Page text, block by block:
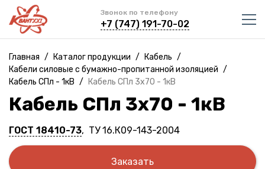
Звонок по телефону
+7 (747) 191-70-02
Главная / Каталог продукции / Кабель /
Кабели силовые с бумажно-пропитанной изоляцией /
Кабель СПл - 1кВ / Кабель СПл 3х70 - 1кВ
Кабель СПл 3х70 - 1кВ
ГОСТ 18410-73, ТУ 16.К09-143-2004
Заказать